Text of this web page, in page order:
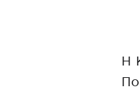
H